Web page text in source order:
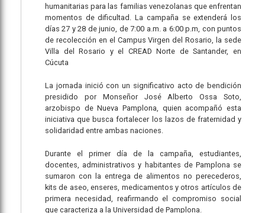
humanitarias para las familias venezolanas que enfrentan
momentos de dificultad. La campaña se extenderá los
días 27 y 28 de junio, de 7:00 a.m. a 6:00 p.m, con puntos
de recolección en el Campus Virgen del Rosario, la sede
Villa del Rosario y el CREAD Norte de Santander, en
Cúcuta
La jornada inició con un significativo acto de bendición
presidido por Monseñor José Alberto Ossa Soto,
arzobispo de Nueva Pamplona, quien acompañó esta
iniciativa que busca fortalecer los lazos de fraternidad y
solidaridad entre ambas naciones.
Durante el primer día de la campaña, estudiantes,
docentes, administrativos y habitantes de Pamplona se
sumaron con la entrega de alimentos no perecederos,
kits de aseo, enseres, medicamentos y otros artículos de
primera necesidad, reafirmando el compromiso social
que caracteriza a la Universidad de Pamplona.